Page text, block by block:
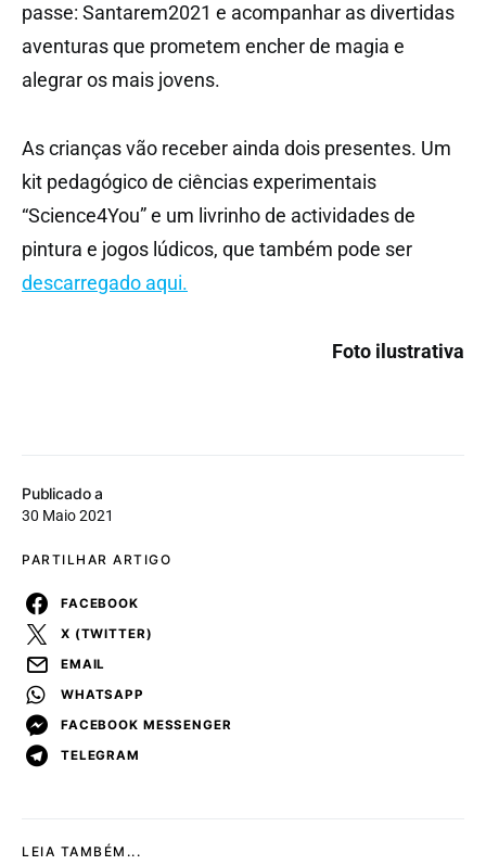
Publicado a
30 Maio 2021
PARTILHAR ARTIGO
FACEBOOK
X (TWITTER)
EMAIL
WHATSAPP
FACEBOOK MESSENGER
TELEGRAM
passe: Santarem2021 e acompanhar as divertidas
aventuras que prometem encher de magia e
alegrar os mais jovens.
As crianças vão receber ainda dois presentes. Um
kit pedagógico de ciências experimentais
“Science4You” e um livrinho de actividades de
pintura e jogos lúdicos, que também pode ser
descarregado aqui.
Foto ilustrativa
LEIA TAMBÉM...